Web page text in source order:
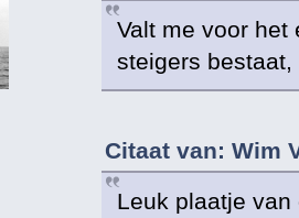
Valt me voor het
steigers
Citaat van: Wim
Leuk plaatje van